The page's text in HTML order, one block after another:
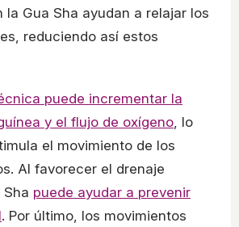
la Gua Sha ayudan a relajar los
reduciendo así estos
puede incrementar la
y el flujo de oxígeno , lo
el movimiento de los
Al favorecer el drenaje
puede ayudar a prevenir
. Por último, los movimientos